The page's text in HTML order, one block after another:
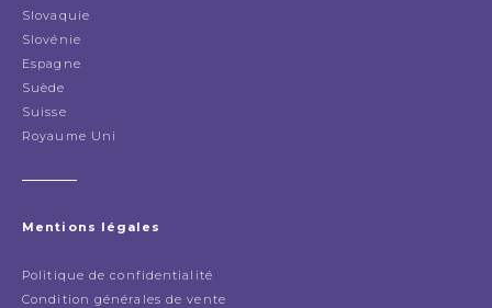
Slovaquie
Slovénie
Espagne
Suède
Suisse
Royaume Uni
Mentions légales
Politique de confidentialité
Condition générales de vente